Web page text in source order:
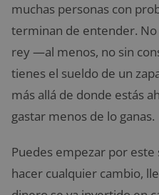
muchas personas con
terminan de entender.
rey —al menos, no sin
tienes el sueldo de un
más allá de donde estás
gastar menos de lo ganas.
Puedes empezar por
hacer cualquier cambio,